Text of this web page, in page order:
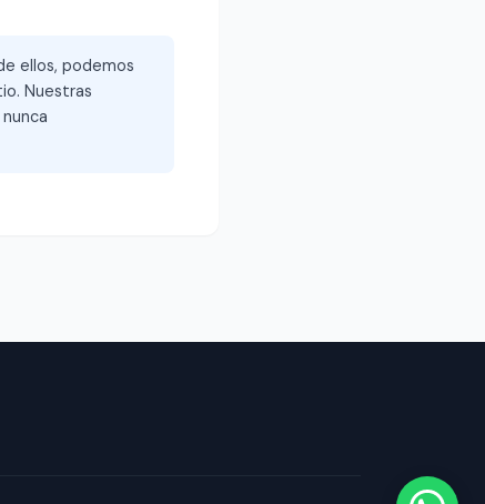
ellos, podemos
Nuestras